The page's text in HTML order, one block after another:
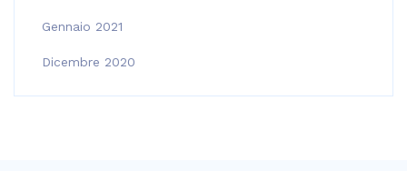
Gennaio 2021
Dicembre 2020